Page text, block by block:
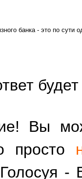
банка - это по сути
Вы
просто
-